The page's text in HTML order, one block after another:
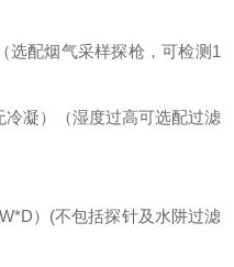
配烟气采样探枪，可检测1
凝）（湿度过高可选配过滤
）(不包括探针及水阱过滤